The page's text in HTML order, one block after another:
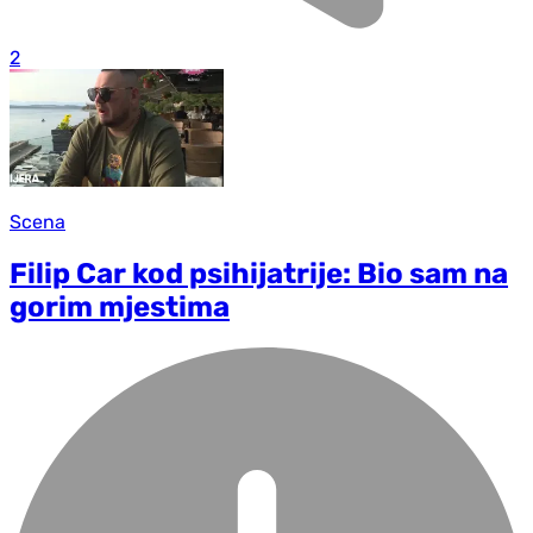
2
Scena
Filip Car kod psihijatrije: Bio sam na
gorim mjestima